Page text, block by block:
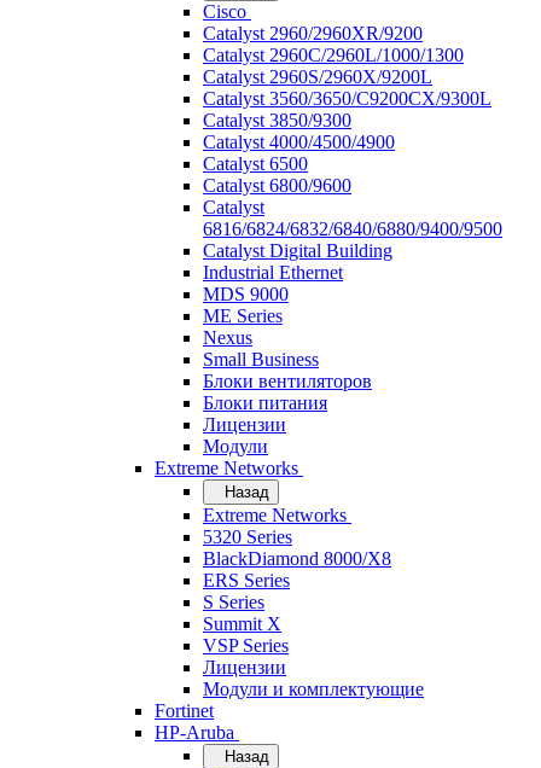
Cisco
Catalyst 2960/2960XR/9200
Catalyst 2960C/2960L/1000/1300
Catalyst 2960S/2960X/9200L
Catalyst 3560/3650/C9200CX/9300L
Catalyst 3850/9300
Catalyst 4000/4500/4900
Catalyst 6500
Catalyst 6800/9600
Catalyst
6816/6824/6832/6840/6880/9400/9500
Catalyst Digital Building
Industrial Ethernet
MDS 9000
ME Series
Nexus
Small Business
Блоки вентиляторов
Блоки питания
Лицензии
Модули
Extreme Networks
Назад
Extreme Networks
5320 Series
BlackDiamond 8000/X8
ERS Series
S Series
Summit X
VSP Series
Лицензии
Модули и комплектующие
Fortinet
HP-Aruba
Назад